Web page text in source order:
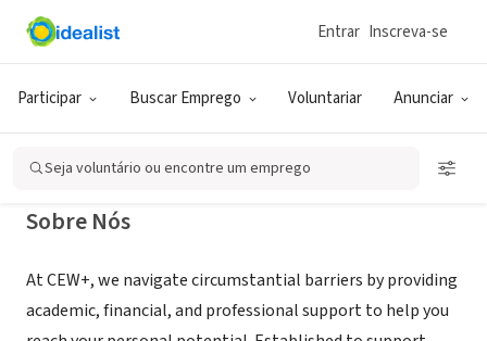
Participar Buscar Emprego Voluntariar Anunciar
Entrar Inscreva-se
Seja voluntário ou encontre um emprego
ONG (SETOR SOCIAL)
CEW+ at University of Michigan
Sobre Nós
At CEW+, we navigate circumstantial barriers by providing
academic, financial, and professional support to help you